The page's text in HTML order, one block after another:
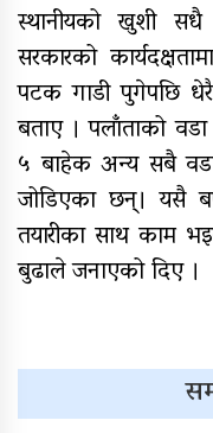
स्थानीयको खुशी सधै
सरकारको
पटक गाडी पुगेपछि
बताए । पलाँताको
५ बाहेक अन्य सबै
जोडिएका छन्। यसै
तयारीका साथ काम
बुढाले जनाएको दिए ।